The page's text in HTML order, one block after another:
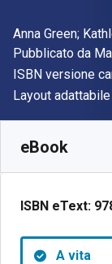
Autore(i)
Anna Green;
Editore
Pubblicato da
ISBN versione
Formato
Layout adattabile
eBook
ISBN eText:
A vita